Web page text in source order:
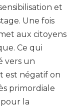
et
Une fois
aux citoyens
Ce qui
vers un
est négatif on
primordiale
la